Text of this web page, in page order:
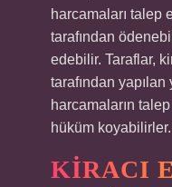
harcamaları talep
tarafından
edebilir. Taraflar,
tarafından
harcamaların
hüküm koyabilirler.
KIRACI